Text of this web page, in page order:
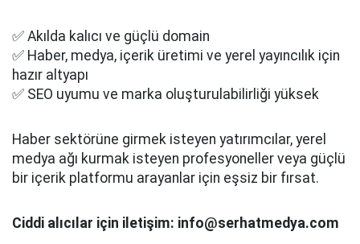
✅ Akılda kalıcı ve güçlü domain
✅ Haber, medya, içerik üretimi ve yerel yayıncılık için
hazır altyapı
✅ SEO uyumu ve marka oluşturulabilirliği yüksek
Haber sektörüne girmek isteyen yatırımcılar, yerel
medya ağı kurmak isteyen profesyoneller veya güçlü
bir içerik platformu arayanlar için eşsiz bir fırsat.
Ciddi alıcılar için iletişim: info@serhatmedya.com